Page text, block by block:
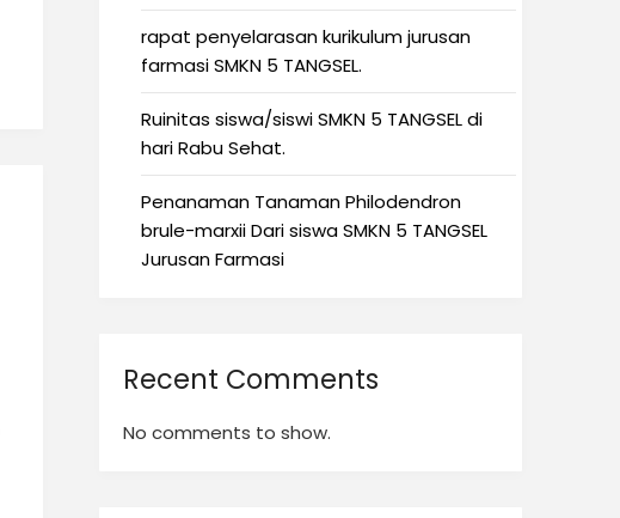
rapat penyelarasan kurikulum jurusan
farmasi SMKN 5 TANGSEL.
Ruinitas siswa/siswi SMKN 5 TANGSEL di
hari Rabu Sehat.
Penanaman Tanaman Philodendron
brule-marxii Dari siswa SMKN 5 TANGSEL
Jurusan Farmasi
Recent Comments
No comments to show.